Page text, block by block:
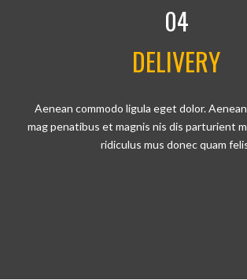
04
DELIVERY
Aenean commodo ligula eget dolor.
mag penatibus et magnis nis dis parturient
ridiculus mus donec quam